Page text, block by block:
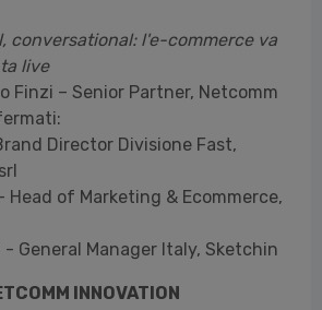
conversational: l'e-commerce va
live
Finzi – Senior Partner, Netcomm
Director Divisione Fast,
Head of Marketing & Ecommerce,
- General Manager Italy, Sketchin
INNOVATION